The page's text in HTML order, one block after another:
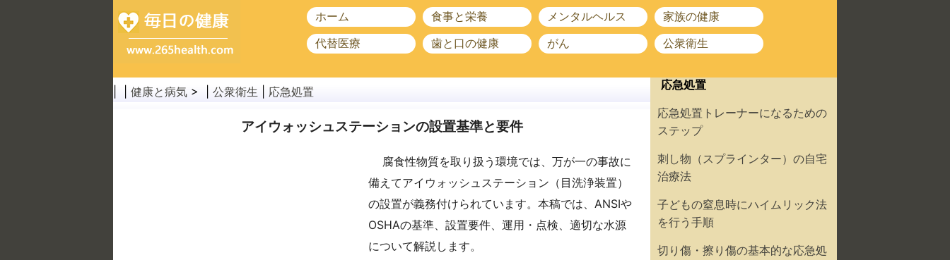
ホーム 食事と栄養 メンタルヘルス
家族の健康
代替医療
歯と口の健康 がん 公衆衛生
健康と病気 > | 公衆衛生 応急処置
アイウォッシュステーションの設置基準と要件
腐食性物質を取り扱う環境では、万が一の事故に
備えてアイウォッシュステーション（目洗浄装置）
の設置が義務付けられています。本稿では、ANSIや
OSHAの基準、設置要件、運用・点検、適切な水源
について解説します。
応急処置
応急処置トレーナーになるための
ステップ
刺し物（スプラインター）の自宅
治療法
子どもの窒息時にハイムリック法
を行う手順
切り傷・擦り傷の基本的な応急処